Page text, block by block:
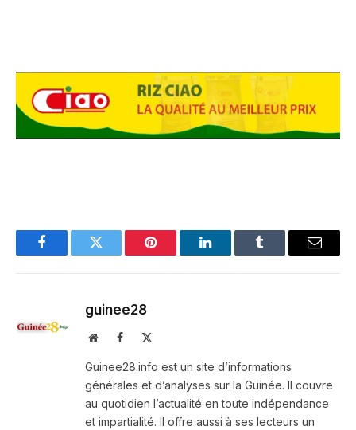
FacebookTwitter Pinterest LinkedInTumblr Email
guinee28
WebsiteFacebook
Guinee28.info est un site d’informations
générales et d’analyses sur la Guinée. Il couvre
au quotidien l’actualité en toute indépendance
et impartialité. Il offre aussi à ses lecteurs un